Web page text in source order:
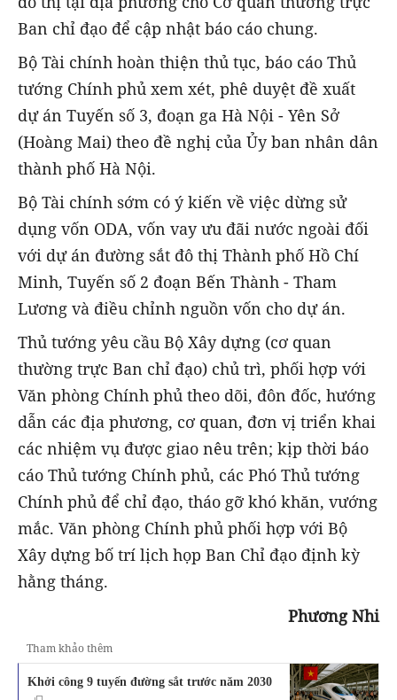
Ban chỉ đạo để cập nhật báo cáo chung.
Bộ Tài chính hoàn thiện thủ tục, báo cáo Thủ
tướng Chính phủ xem xét, phê duyệt đề xuất
dự án Tuyến số 3, đoạn ga Hà Nội - Yên Sở
(Hoàng Mai) theo đề nghị của Ủy ban nhân dân
thành phố Hà Nội.
Bộ Tài chính sớm có ý kiến về việc dừng sử
dụng vốn ODA, vốn vay ưu đãi nước ngoài đối
với dự án đường sắt đô thị Thành phố Hồ Chí
Minh, Tuyến số 2 đoạn Bến Thành - Tham
Lương và điều chỉnh nguồn vốn cho dự án.
Thủ tướng yêu cầu Bộ Xây dựng (cơ quan
thường trực Ban chỉ đạo) chủ trì, phối hợp với
Văn phòng Chính phủ theo dõi, đôn đốc, hướng
dẫn các địa phương, cơ quan, đơn vị triển khai
các nhiệm vụ được giao nêu trên; kịp thời báo
cáo Thủ tướng Chính phủ, các Phó Thủ tướng
Chính phủ để chỉ đạo, tháo gỡ khó khăn, vướng
mắc. Văn phòng Chính phủ phối hợp với Bộ
Xây dựng bố trí lịch họp Ban Chỉ đạo định kỳ
hằng tháng.
Phương Nhi
Tham khảo thêm
Khởi công 9 tuyến đường sắt trước năm 2030